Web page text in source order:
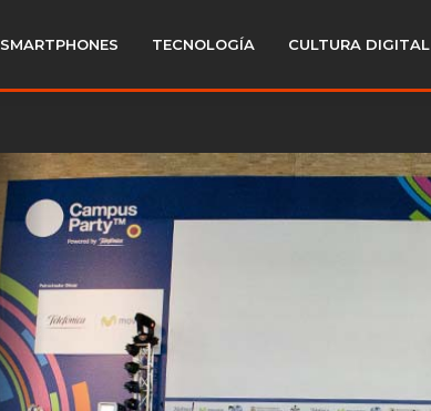
SMARTPHONES TECNOLOGÍA CULTURA DIGITAL